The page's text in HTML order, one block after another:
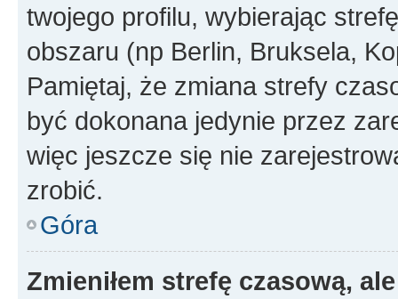
twojego profilu, wybierając
obszaru (np Berlin, Bruksela,
Pamiętaj, że zmiana strefy
być dokonana jedynie przez
więc jeszcze się nie
zrobić.
Góra
Zmieniłem strefę czasową,